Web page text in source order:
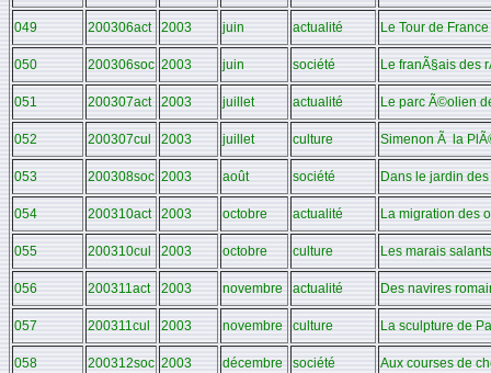
049 200306act 2003 juin actualité Le Tour de
050 200306soc 2003 juin société Le franÃ§ais des
051 200307act 2003 juillet actualité Le parc Ã©olien
052 200307cul 2003 juillet culture Simenon Ã la
053 200308soc 2003 août société Dans le jardin
054 200310act 2003 octobre actualité La migration des
055 200310cul 2003 octobre culture Les marais salants
056 200311act 2003 novembre actualité Des navires
057 200311cul 2003 novembre culture La sculpture de
058 200312soc 2003 décembre société Aux courses de